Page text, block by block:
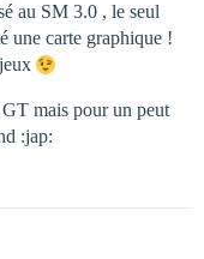
au SM 3.0 , le seul
une carte graphique !
mais pour un peut
:jap: